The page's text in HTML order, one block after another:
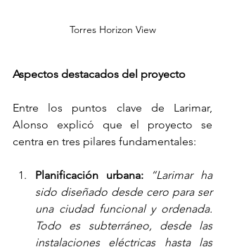
Torres Horizon View
Aspectos destacados del proyecto
Entre los puntos clave de Larimar,
Alonso explicó que el proyecto se
centra en tres pilares fundamentales:
Planificación urbana:
“Larimar ha
sido diseñado desde cero para ser
una ciudad funcional y ordenada.
Todo es subterráneo, desde las
instalaciones eléctricas hasta las